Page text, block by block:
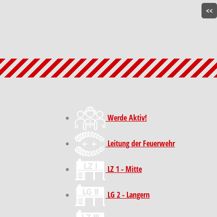
<<
Werde Aktiv!
Leitung der Feuerwehr
LZ 1 - Mitte
LG 2 - Langern